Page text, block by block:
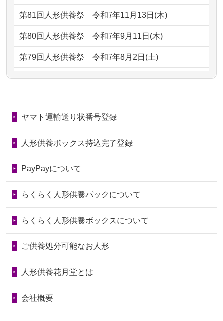
2026/06/30長年大事にしてきた雛人形です、供養
るのが助か...
ました。お...
2026/06/28きちんと供養していただけると思った
ので、お願...
いたことが...
2026/06/28老後のことを考え体力のあるうちに身
2026/06/28人形たちに これまで本当にありがとう
天...
2026/06/24今は亡き両親が孫（私の子供）の初節
句に贈って...
2026/06/23
供養が終わったお人形以外はどうして
るのですか？
しょうか？
2024/01/04ガラスケースは外しても良いですか？
第81回人形供養祭令和7年11月13日(木)
第80回人形供養祭令和7年9月11日(木)
第79回人形供養祭令和7年8月2日(土)
第78回人形供養祭令和7年6月20日(金)
第76回人形供養祭令和7年2月28日(金)
第75回人形供養祭令和7年1月17日(金)
第73回人形供養祭令和6年10月17日(木)
第71回人形供養祭令和6年8月1日(木)
第70回人形供養祭令和6年6月21日(金)
第68回人形供養祭令和6年3月22日(金)
ヤマト運輸送り状番号登録
人形供養ボックス持込完了登録
PayPayについて
らくらく人形供養パックについて
らくらく人形供養ボックスについて
ご供養処分可能なお人形
人形供養花月堂とは
会社概要